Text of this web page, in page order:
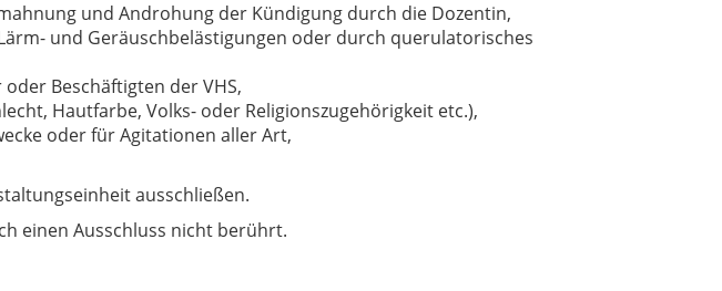
und Androhung der Kündigung durch die Dozentin,
und Geräuschbelästigungen oder durch querulatorisches
Beschäftigten der VHS,
Hautfarbe, Volks- oder Religionszugehörigkeit etc.),
oder für Agitationen aller Art,
ausschließen.
einen Ausschluss nicht berührt.